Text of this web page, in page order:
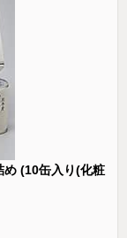
め (10缶入り(化粧